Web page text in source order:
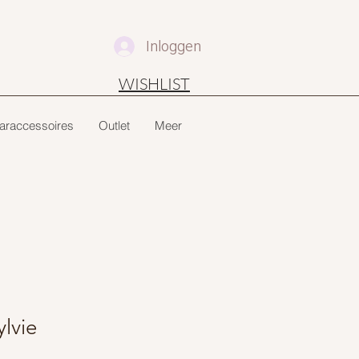
WISHLIST
Inloggen
Outlet Meer